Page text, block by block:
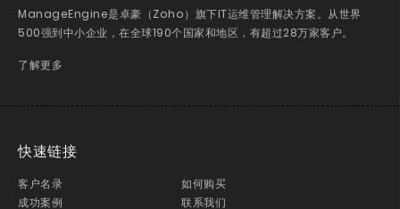
ManageEngine是卓豪（Zoho）旗下IT运维管理解决方案。从世界
500强到中小企业，在全球190个国家和地区，有超过28万家客户。
了解更多
快速链接
客户名录
成功案例
如何购买
联系我们